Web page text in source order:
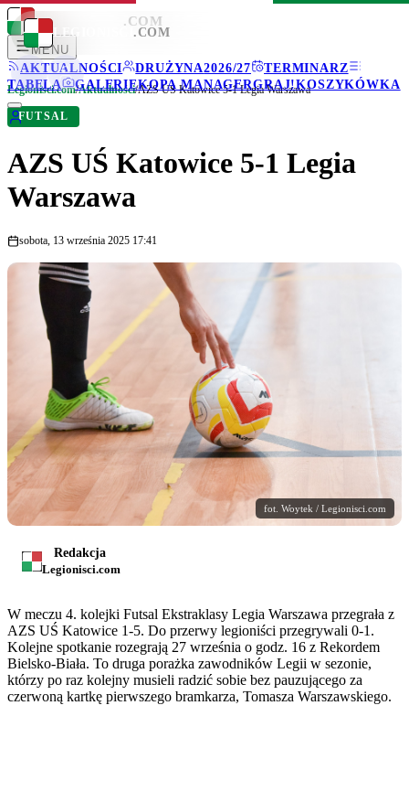
LEGIONISCI .COM
MENU
AKTUALNOŚCI
DRUŻYNA2026/27
TERMINARZ
TABELA
GALERIEKOPA MANAGERGRAJ!KOSZYKÓWKA
LEGIONISCI .COM
Legionisci.com/Aktualności/AZS UŚ Katowice 5-1 Legia Warszawa
FUTSAL
AZS UŚ Katowice 5-1 Legia
Warszawa
sobota, 13 września 2025 17:41
fot. Woytek / Legionisci.com
Redakcja
Legionisci.com
W meczu 4. kolejki Futsal Ekstraklasy Legia Warszawa przegrała z
AZS UŚ Katowice 1-5. Do przerwy legioniści przegrywali 0-1.
Kolejne spotkanie rozegrają 27 września o godz. 16 z Rekordem
Bielsko-Biała. To druga porażka zawodników Legii w sezonie,
którzy po raz kolejny musieli radzić sobie bez pauzującego za
czerwoną kartkę pierwszego bramkarza, Tomasza Warszawskiego.